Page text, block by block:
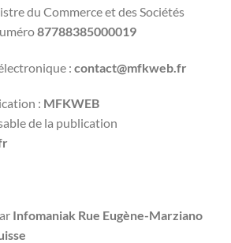
du Commerce et des Sociétés
87788385000019
: contact@mfkweb.fr
: MFKWEB
de la publication
Infomaniak Rue Eugène-Marziano